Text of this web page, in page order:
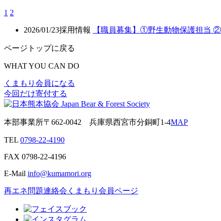
1 2
2026/01/23採用情報 【職員募集】①野生動物保護担当
ページトップに戻る
WHAT YOU CAN DO
くまもり会員になる
今回だけ寄付する
本部事業所〒662-0042 兵庫県西宮市分銅町1-4MAP
TEL 0798-22-4190
FAX 0798-22-4196
E-Mail info@kumamori.org
再エネ問題連絡会 くまもり会員ページ